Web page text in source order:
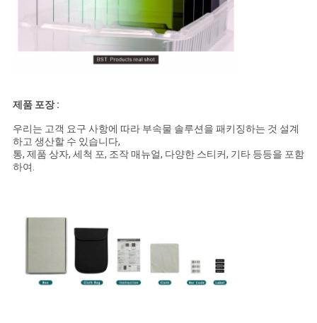
제품 포장 :
우리는 고객 요구 사항에 따라 부속물 솔루션을 패키징하는 것 설계
하고 생산할 수 있습니다,
통, 제품 상자, 세척 포, 조작 매뉴얼, 다양한 스티커, 기타 등등을 포함
하여.